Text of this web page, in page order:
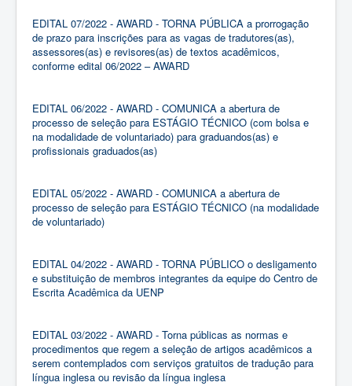
EDITAL 07/2022 - AWARD - TORNA PÚBLICA a prorrogação
de prazo para inscrições para as vagas de tradutores(as),
assessores(as) e revisores(as) de textos acadêmicos,
conforme edital 06/2022 – AWARD
EDITAL 06/2022 - AWARD - COMUNICA a abertura de
processo de seleção para ESTÁGIO TÉCNICO (com bolsa e
na modalidade de voluntariado) para graduandos(as) e
profissionais graduados(as)
EDITAL 05/2022 - AWARD - COMUNICA a abertura de
processo de seleção para ESTÁGIO TÉCNICO (na modalidade
de voluntariado)
EDITAL 04/2022 - AWARD - TORNA PÚBLICO o desligamento
e substituição de membros integrantes da equipe do Centro de
Escrita Acadêmica da UENP
EDITAL 03/2022 - AWARD - Torna públicas as normas e
procedimentos que regem a seleção de artigos acadêmicos a
serem contemplados com serviços gratuitos de tradução para
língua inglesa ou revisão da língua inglesa